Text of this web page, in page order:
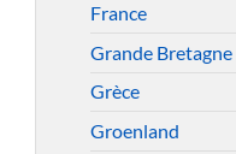
France
Grande Bretagne
Grèce
Groenland